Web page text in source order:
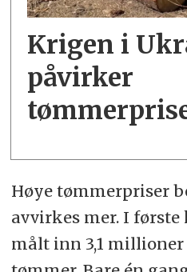
Krigen i
påvirker
Høye tømmerpriser
avvirkes mer. I
målt inn 3,1